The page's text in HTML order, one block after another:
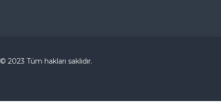
© 2023 Tüm hakları saklıdır.